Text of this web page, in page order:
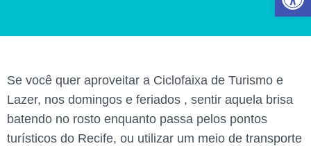
Se você quer aproveitar a Ciclofaixa de Turismo e
Lazer, nos domingos e feriados , sentir aquela brisa
batendo no rosto enquanto passa pelos pontos
turísticos do Recife, ou utilizar um meio de transporte